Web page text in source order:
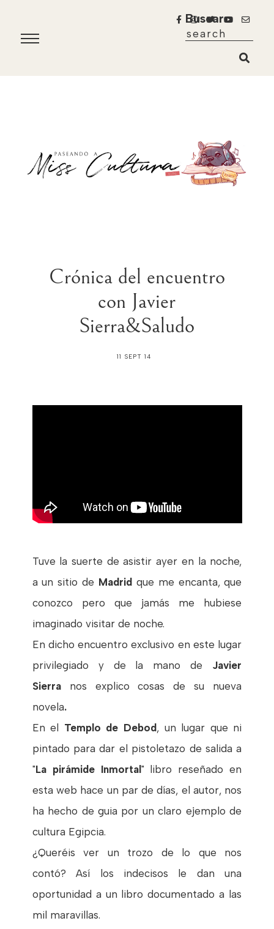
Buscar
Crónica del encuentro
con Javier
Sierra&Saludo
11 SEPT 14
Tuve la suerte de asistir ayer en la noche,
a un sitio de Madrid que me encanta, que
conozco pero que jamás me hubiese
imaginado visitar de noche.
En dicho encuentro exclusivo en este lugar
privilegiado y de la mano de Javier
Sierranos explico cosas de su nueva
novela.
En el Templo de Debod, un lugar que ni
pintado para dar el pistoletazo de salida a
"La pirámide Inmortal " libro reseñado en
esta web hace un par de días, el autor, nos
ha hecho de guia por un claro ejemplo de
cultura Egipcia.
¿Queréis ver un trozo de lo que nos
contó? Así los indecisos le dan una
oportunidad a un libro documentado a las
mil maravillas.